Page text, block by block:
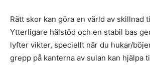
Rätt skor kan göra en värld av skillnad
Ytterligare hälstöd och en stabil bas
lyfter vikter, speciellt när du hukar/
grepp på kanterna av sulan kan hjälpa